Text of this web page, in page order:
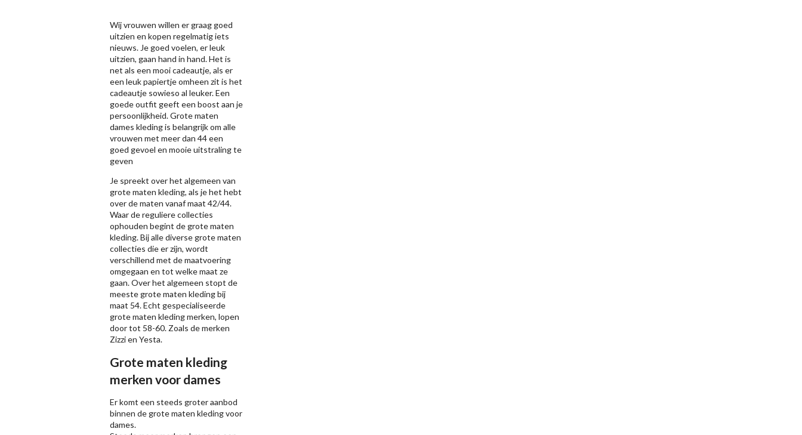
Wij vrouwen willen er graag goed
uitzien en kopen regelmatig iets
nieuws. Je goed voelen, er leuk
uitzien, gaan hand in hand. Het is
net als een mooi cadeautje, als er
een leuk papiertje omheen zit is het
cadeautje sowieso al leuker. Een
goede outfit geeft een boost aan je
persoonlijkheid. Grote maten
dames kleding is belangrijk om alle
vrouwen met meer dan 44 een
goed gevoel en mooie uitstraling te
geven
Je spreekt over het algemeen van
grote maten kleding, als je het hebt
over de maten vanaf maat 42/44.
Waar de reguliere collecties
ophouden begint de grote maten
kleding. Bij alle diverse grote maten
collecties die er zijn, wordt
verschillend met de maatvoering
omgegaan en tot welke maat ze
gaan. Over het algemeen stopt de
meeste grote maten kleding bij
maat 54. Echt gespecialiseerde
grote maten kleding merken, lopen
door tot 58-60. Zoals de merken
Zizzien Yesta.
Grote maten kleding
merken voor dames
Er komt een steeds groter aanbod
binnen de grote maten kleding voor
dames.